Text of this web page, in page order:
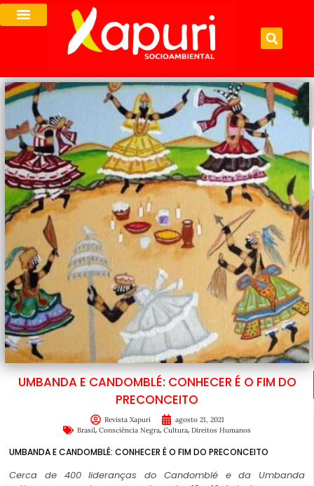
UMBANDA E CANDOMBLÉ: CONHECER É O FIM DO
PRECONCEITO
Revista Xapuri
agosto 21, 2021
Brasil, Consciência Negra, Cultura, Direitos Humanos
UMBANDA E CANDOMBLÉ: CONHECER É O FIM DO PRECONCEITO
Cerca de 400 lideranças do Candomblé e da Umbanda